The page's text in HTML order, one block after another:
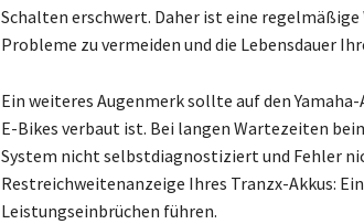
Schalten erschwert. Daher ist eine
Probleme zu vermeiden und die Lebensdauer
Ein weiteres Augenmerk sollte auf den
E-Bikes verbaut ist. Bei langen Wartezeiten
System nicht selbstdiagnostiziert und Fehler
Restreichweitenanzeige Ihres Tranzx-Akkus:
Leistungseinbrüchen führen.